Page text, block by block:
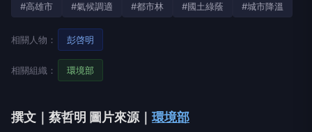
#高雄市 #氣候調適 #都市林 #國土綠蔭 #城市降溫
相關人物： 彭啓明
相關組織： 環境部
撰文｜蔡哲明 圖片來源｜ 環境部